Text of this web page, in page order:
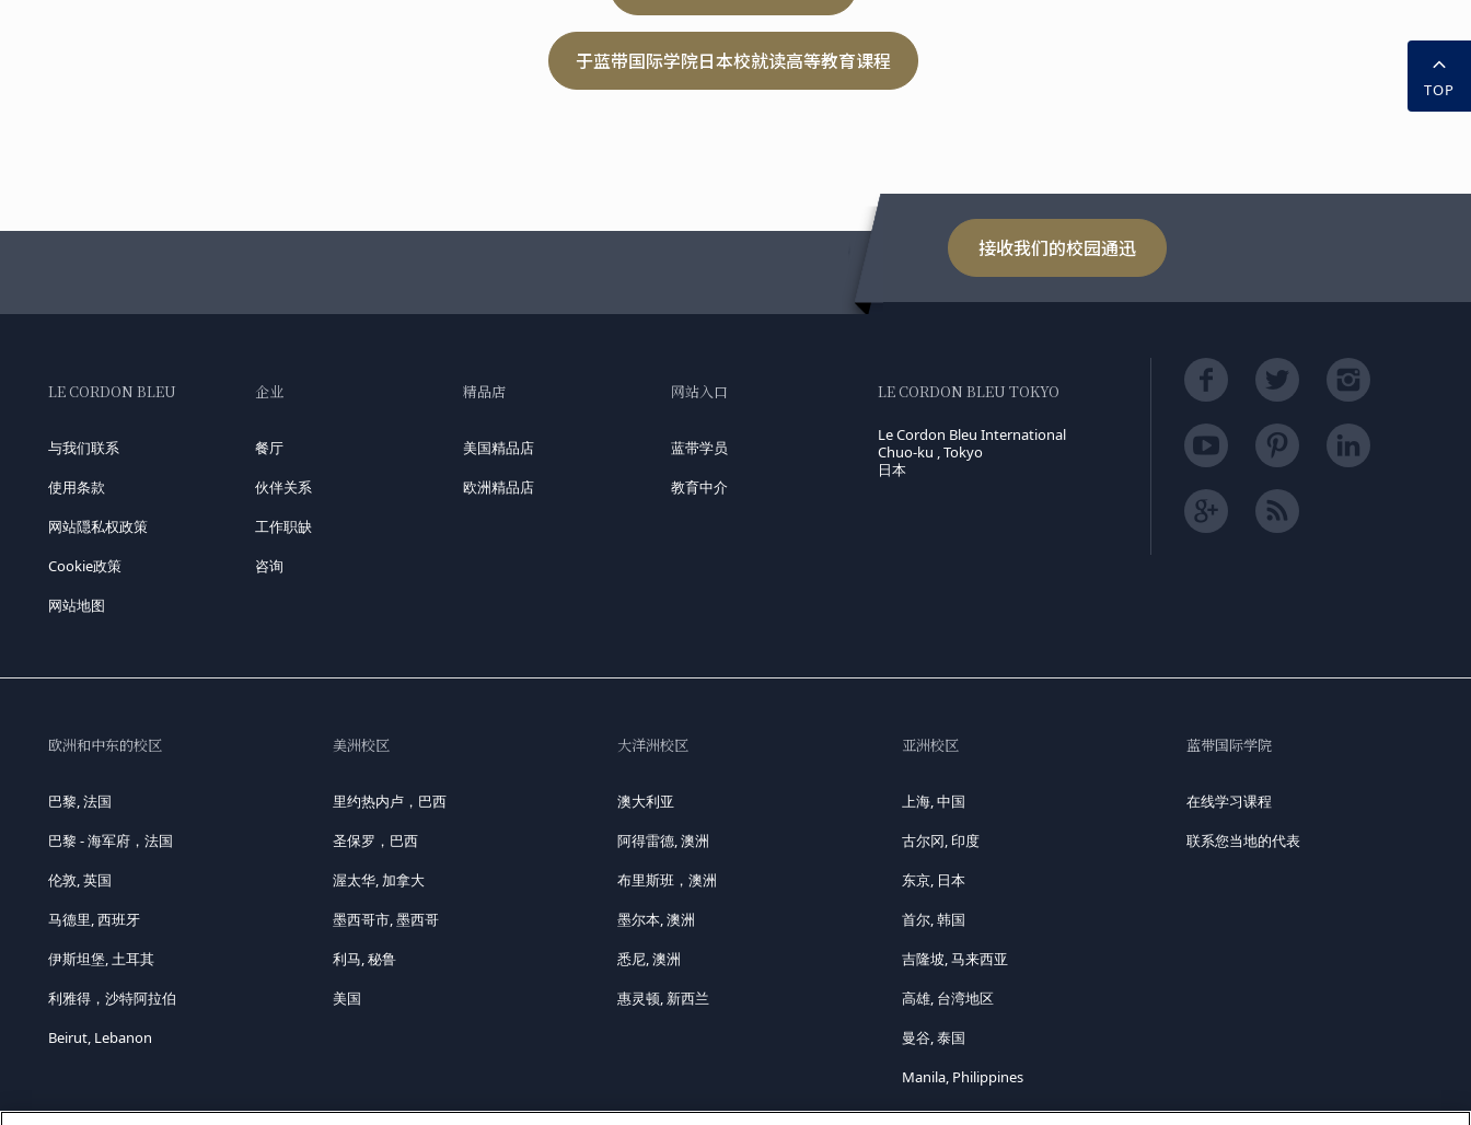
于蓝带国际学院日本校就读高等教育课程
接收我们的校园通迅
TOP
LE CORDON BLEU
与我们联系
使用条款
网站隠私权政策
Cookie政策
网站地图
企业
餐厅
伙伴关系
工作职缺
咨询
精品店
美国精品店
欧洲精品店
网站入口
蓝带学员
教育中介
LE CORDON BLEU TOKYO
Le Cordon Bleu International
Chuo-ku , Tokyo
日本
欧洲和中东的校区
巴黎, 法国
巴黎 - 海军府，法国
伦敦, 英国
马德里, 西班牙
伊斯坦堡, 土耳其
利雅得，沙特阿拉伯
Beirut, Lebanon
美洲校区
里约热内卢，巴西
圣保罗，巴西
渥太华, 加拿大
墨西哥市, 墨西哥
利马, 秘鲁
美国
大洋洲校区
澳大利亚
阿得雷德, 澳洲
布里斯班，澳洲
墨尔本, 澳洲
悉尼, 澳洲
惠灵顿, 新西兰
亚洲校区
上海, 中国
古尔冈, 印度
东京, 日本
首尔, 韩国
吉隆坡, 马来西亚
高雄, 台湾地区
曼谷, 泰国
Manila, Philippines
蓝带国际学院
在线学习课程
联系您当地的代表